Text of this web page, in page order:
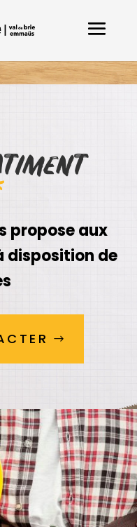
propose aux
disposition de